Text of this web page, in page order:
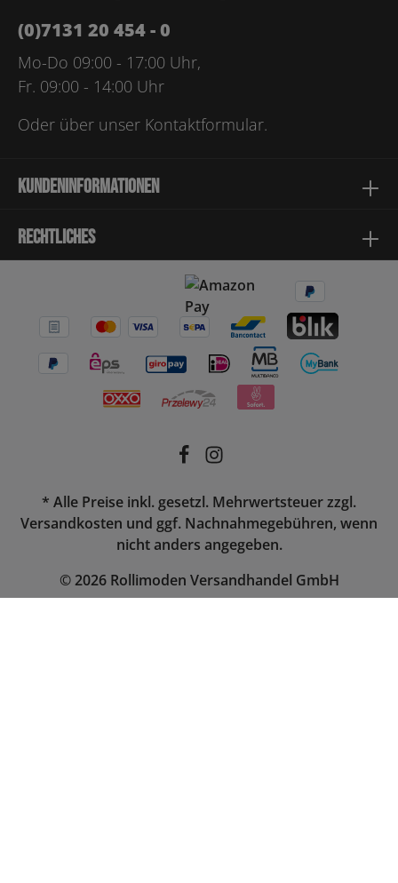
(0)7131 20 454 - 0
Mo-Do 09:00 - 17:00 Uhr,
Fr. 09:00 - 14:00 Uhr
Oder über unser Kontaktformular.
Kundeninformationen
Rechtliches
© 2026 Rollimoden Versandhandel GmbH
* Alle Preise inkl. gesetzl. Mehrwertsteuer zzgl.
Versandkosten und ggf. Nachnahmegebühren, wenn
nicht anders angegeben.